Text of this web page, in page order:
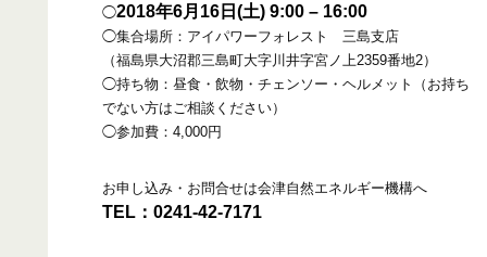
◯2018年6月16日(土) 9:00 – 16:00
◯集合場所：アイパワーフォレスト 三島支店
（福島県大沼郡三島町大字川井字宮ノ上2359番地2）
◯持ち物：昼食・飲物・チェンソー・ヘルメット（お持ち
でない方はご相談ください）
◯参加費：4,000円
お申し込み・お問合せは会津自然エネルギー機構へ
TEL：0241-42-7171